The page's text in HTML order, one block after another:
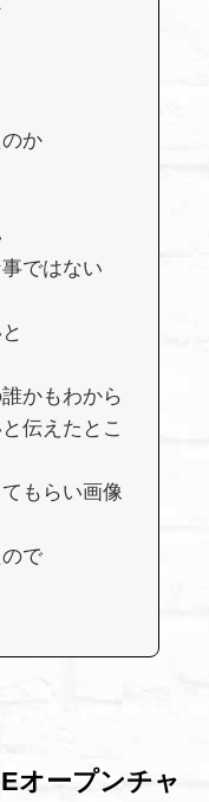
か
事ではない
かもわから
伝えたとこ
もらい画像
で
オープンチャ